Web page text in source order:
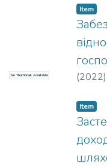
для
No Thumbnail Available
Item
(2022)
Item